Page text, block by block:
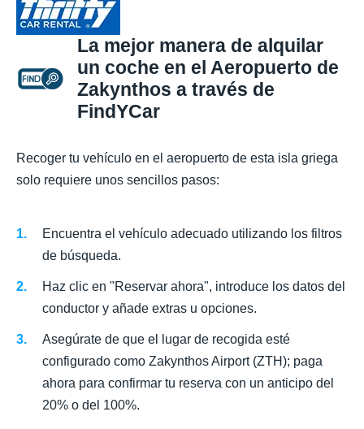
La mejor manera de alquilar
un coche en el Aeropuerto de
Zakynthos a través de
FindYCar
Recoger tu vehículo en el aeropuerto de esta isla griega
solo requiere unos sencillos pasos:
Encuentra el vehículo adecuado utilizando los filtros
de búsqueda.
Haz clic en "Reservar ahora", introduce los datos del
conductor y añade extras u opciones.
Asegúrate de que el lugar de recogida esté
configurado como Zakynthos Airport (ZTH); paga
ahora para confirmar tu reserva con un anticipo del
20% o del 100%.